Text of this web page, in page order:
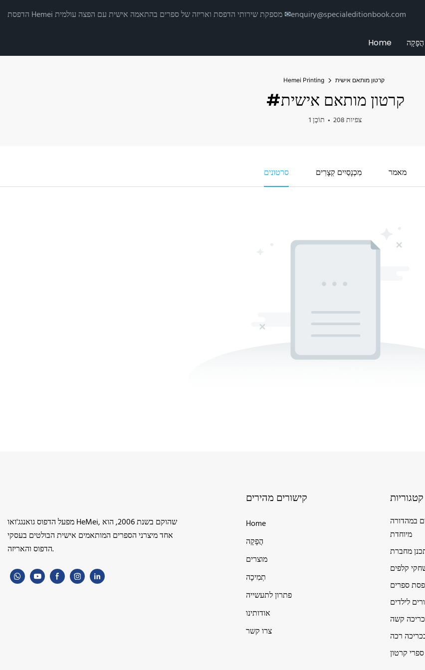
הדפסת Hemei מספקת שירותי הדפסת ואריזה של ספרים בהתאמה אישית עם הפצה עולמית✉enquiry@specialeditionbook.com
Home הֲפָקָה
Hemei Printing קרטון מותאם אישית
#קרטון מותאם אישית
1 תוֹכֶן 208 צפיות
סרטונים מִכְנָסַיִים קְצָרִים מאמר
מפעל הדפוס גואנגג'ואו HeMei, שהוקם בשנת 2006, הוא
אחד מיצרני הספרים המותאמים אישית הבולטים בעסקי
הדפוס והאריזה.
קישורים מהירים
Home
הֲפָקָה
מוצרים
תְמִיכָה
פתרון לתעשייה
אודותינו
צרו קשר
קטגוריות
במהדורה
מיוחדת
מחברת
קלפים
ספרים
לילדים
קשה
רכה
קרטון